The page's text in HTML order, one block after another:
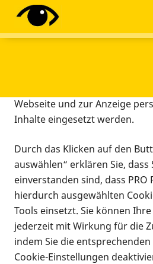
Infomaterial
Infomaterial
Diese Webseite setzt
Tracking-Tools ein. Dies
Webseite und zur Anzeige
Inhalte eingesetzt werden.
Durch das Klicken auf den
auswählen“ erklären Sie, dass
einverstanden sind, dass PRO
hierdurch ausgewählten
Tools einsetzt. Sie können
jederzeit mit Wirkung für die
indem Sie die
Cookie-Einstellungen